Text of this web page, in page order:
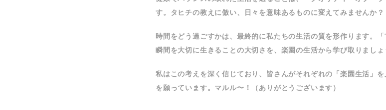
す。タヒチの教えに倣い、日々を意味あるものに変えてみませんか？
時間をどう過ごすかは、最終的に私たちの生活の質を形作ります。
瞬間を大切に生きることの大切さを、楽園の生活から学び取りましょ
私はこの考えを深く信じており、皆さんがそれぞれの「楽園生活」
を願っています。マルル〜！（ありがとうございます）